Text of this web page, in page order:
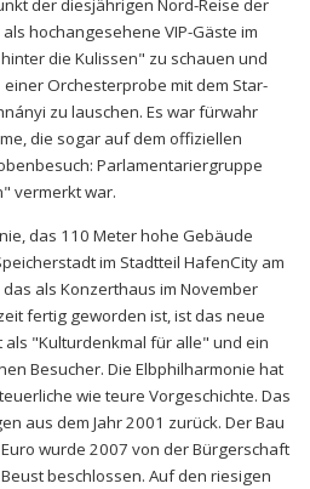
der diesjährigen Nord-Reise der
hochangesehene VIP-Gäste im
die Kulissen" zu schauen und
Orchesterprobe mit dem Star-
zu lauschen. Es war fürwahr
die sogar auf dem offiziellen
Parlamentariergruppe
vermerkt war.
das 110 Meter hohe Gebäude
im Stadtteil HafenCity am
als Konzerthaus im November
fertig geworden ist, ist das neue
"Kulturdenkmal für alle" und ein
Besucher. Die Elbphilharmonie hat
wie teure Vorgeschichte. Das
aus dem Jahr 2001 zurück. Der Bau
wurde 2007 von der Bürgerschaft
beschlossen. Auf den riesigen